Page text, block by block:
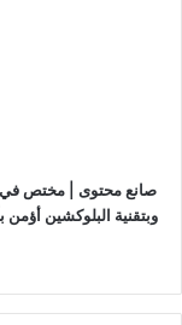
صانع محتوى | مختص في
وبتقنية البلوكشين أؤمن